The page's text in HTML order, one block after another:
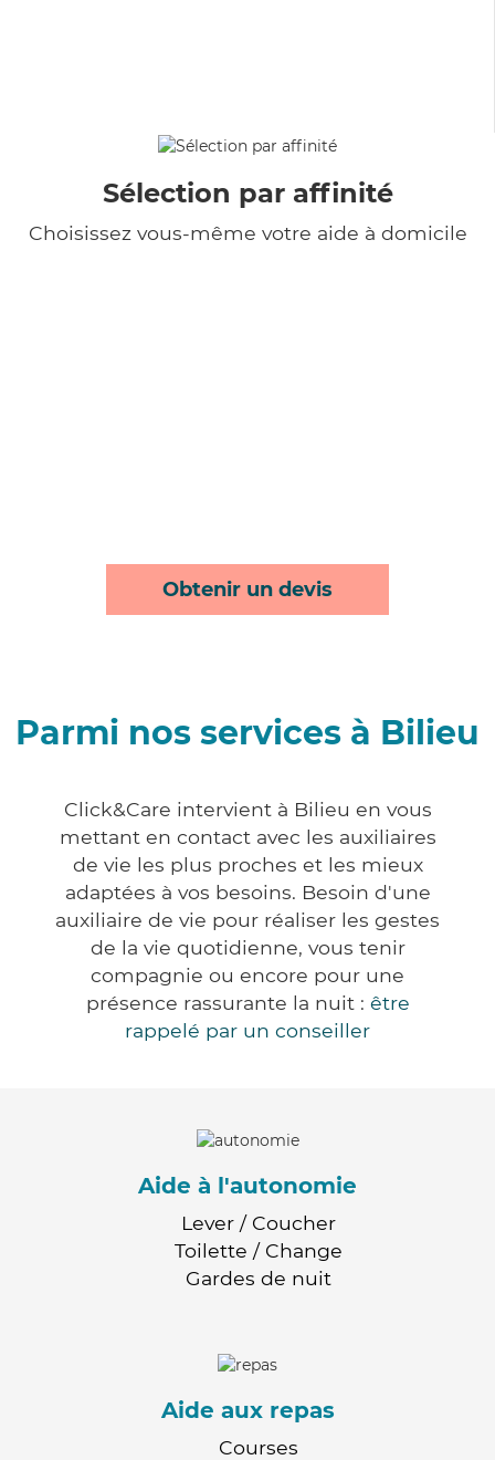
Sélection par affinité
Choisissez vous-même votre aide à domicile
Obtenir un devis
Parmi nos services à Bilieu
Click&Care intervient à Bilieu en vous
mettant en contact avec les auxiliaires
de vie les plus proches et les mieux
adaptées à vos besoins. Besoin d'une
auxiliaire de vie pour réaliser les gestes
de la vie quotidienne, vous tenir
compagnie ou encore pour une
présence rassurante la nuit : être
rappelé par un conseiller
Aide à l'autonomie
Lever / Coucher
Toilette / Change
Gardes de nuit
Aide aux repas
Courses